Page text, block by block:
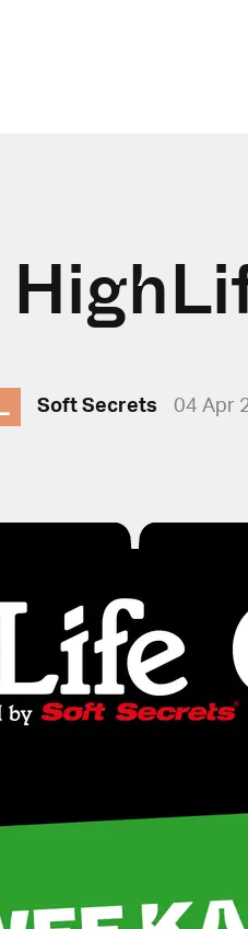
Soft Secrets 04 Apr